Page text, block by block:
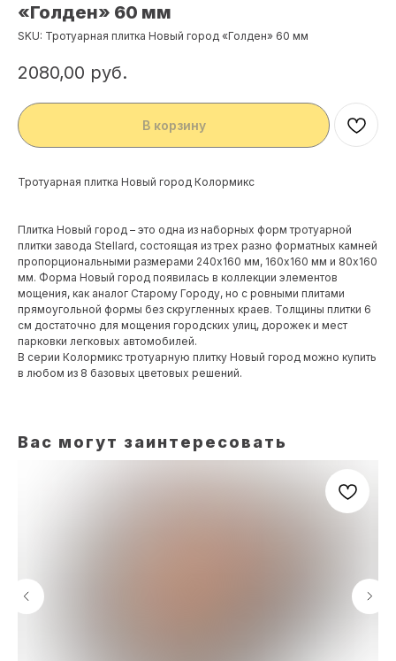
«Голден» 60 мм
SKU: Тротуарная плитка Новый город «Голден» 60 мм
2080,00 руб.
В корзину
Тротуарная плитка Новый город Колормикс
Плитка Новый город – это одна из наборных форм тротуарной
плитки завода Stellard, состоящая из трех разно форматных камней
пропорциональными размерами 240х160 мм, 160х160 мм и 80х160
мм. Форма Новый город появилась в коллекции элементов
мощения, как аналог Старому Городу, но с ровными плитами
прямоугольной формы без скругленных краев. Толщины плитки 6
см достаточно для мощения городских улиц, дорожек и мест
парковки легковых автомобилей.
В серии Колормикс тротуарную плитку Новый город можно купить
в любом из 8 базовых цветовых решений.
Вас могут заинтересовать